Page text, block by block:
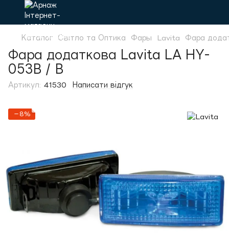
Каталог Світло та Оптика Фары Lavita Фара
Фара додаткова Lavita LA HY-
053B / B
Артикул: 41530 Написати відгук
−8%